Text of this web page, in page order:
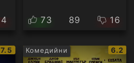
4 73 89 16
IMDb
рейтинг:
7.5 Комедийни
IMDb
6.2